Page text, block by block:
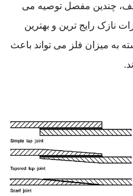
چندین مفصل توصیه می
نازک رایج ترین و بهترین
به میزان فلز می تواند باعث